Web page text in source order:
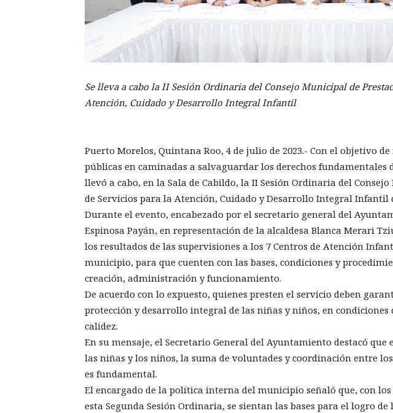
Se lleva a cabo la II Sesión Ordinaria del Consejo Municipal de
Atención, Cuidado y Desarrollo Integral Infantil
Puerto Morelos, Quintana Roo, 4 de julio de 2023.- Con el objetivo
públicas en caminadas a salvaguardar los derechos fundamentales
llevó a cabo, en la Sala de Cabildo, la II Sesión Ordinaria del
de Servicios para la Atención, Cuidado y Desarrollo Integral Infantil
Durante el evento, encabezado por el secretario general del
Espinosa Payán, en representación de la alcaldesa Blanca Merari
los resultados de las supervisiones a los 7 Centros de Atención
municipio, para que cuenten con las bases, condiciones y
creación, administración y funcionamiento.
De acuerdo con lo expuesto, quienes presten el servicio deben
protección y desarrollo integral de las niñas y niños, en condiciones
calidez.
En su mensaje, el Secretario General del Ayuntamiento destacó que
las niñas y los niños, la suma de voluntades y coordinación entre
es fundamental.
El encargado de la política interna del municipio señaló que, con los
esta Segunda Sesión Ordinaria, se sientan las bases para el logro